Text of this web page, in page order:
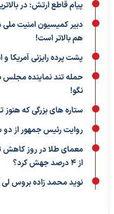
پیام قاطع ارتش: در
دبیر کمیسیون امنیت
هم بالاتر است!
پشت پرده رایزنی آمریکا و
حمله تند نماینده
نگو!
ستاره های بزرگی که هنوز
روایت رئیس جمهور از دو
معمای طلا در روز کاهش
از ۴ درصد جهش کرد؟
نوید محمد زاده بروس